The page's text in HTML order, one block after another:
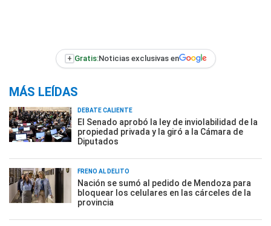
+ Gratis:Noticias exclusivas en
MÁS LEÍDAS
DEBATE CALIENTE
El Senado aprobó la ley de inviolabilidad de la
propiedad privada y la giró a la Cámara de
Diputados
FRENO AL DELITO
Nación se sumó al pedido de Mendoza para
bloquear los celulares en las cárceles de la
provincia